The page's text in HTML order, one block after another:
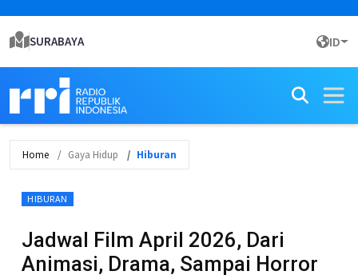
SURABAYA ID
Home Gaya Hidup Hiburan
HIBURAN
Jadwal Film April 2026, Dari
Animasi, Drama, Sampai Horror